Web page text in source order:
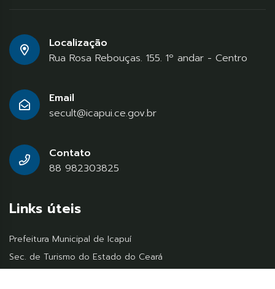
Localização
Rua Rosa Rebouças. 155. 1º andar - Centro
Email
secult@icapui.ce.gov.br
Contato
88 982303825
Links úteis
Prefeitura Municipal de Icapuí
Sec. de Turismo do Estado do Ceará